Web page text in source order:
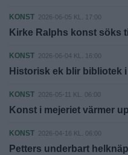
KONST 2026-06-05 KL. 17:00
Kirke Ralphs konst söks
KONST 2026-06-04 KL. 16:00
Historisk ek blir bibliotek
KONST 2026-05-11 KL. 06:00
Konst i mejeriet värmer
KONST 2026-04-16 KL. 06:00
Petters underbart